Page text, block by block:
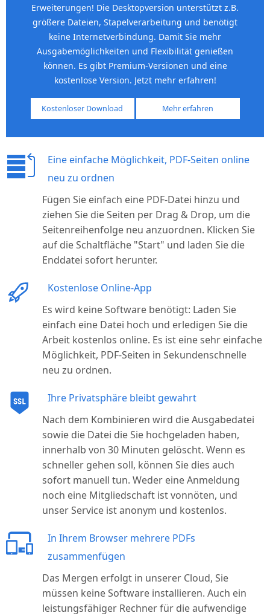
Erweiterungen! Die Desktopversion unterstützt z.B.
größere Dateien, Stapelverarbeitung und benötigt
keine Internetverbindung. Damit Sie mehr
Ausgabemöglichkeiten und Flexibilität genießen
können. Es gibt Premium-Versionen und eine
kostenlose Version. Jetzt mehr erfahren!
Kostenloser Download Mehr erfahren
Eine einfache Möglichkeit, PDF-Seiten online
neu zu ordnen
Fügen Sie einfach eine PDF-Datei hinzu und
ziehen Sie die Seiten per Drag & Drop, um die
Seitenreihenfolge neu anzuordnen. Klicken Sie
auf die Schaltfläche "Start" und laden Sie die
Enddatei sofort herunter.
Kostenlose Online-App
Es wird keine Software benötigt: Laden Sie
einfach eine Datei hoch und erledigen Sie die
Arbeit kostenlos online. Es ist eine sehr einfache
Möglichkeit, PDF-Seiten in Sekundenschnelle
neu zu ordnen.
Ihre Privatsphäre bleibt gewahrt
Nach dem Kombinieren wird die Ausgabedatei
sowie die Datei die Sie hochgeladen haben,
innerhalb von 30 Minuten gelöscht. Wenn es
schneller gehen soll, können Sie dies auch
sofort manuell tun. Weder eine Anmeldung
noch eine Mitgliedschaft ist vonnöten, und
unser Service ist anonym und kostenlos.
In Ihrem Browser mehrere PDFs
zusammenfügen
Das Mergen erfolgt in unserer Cloud, Sie
müssen keine Software installieren. Auch ein
leistungsfähiger Rechner für die aufwendige